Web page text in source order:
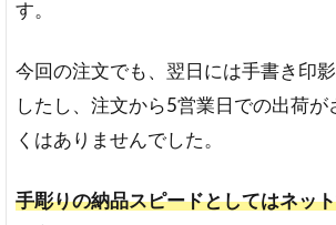
す。
今回の注文でも、翌日には手書き印
したし、注文から5営業日での出荷が
くはありませんでした。
手彫りの納品スピードとしてはネッ